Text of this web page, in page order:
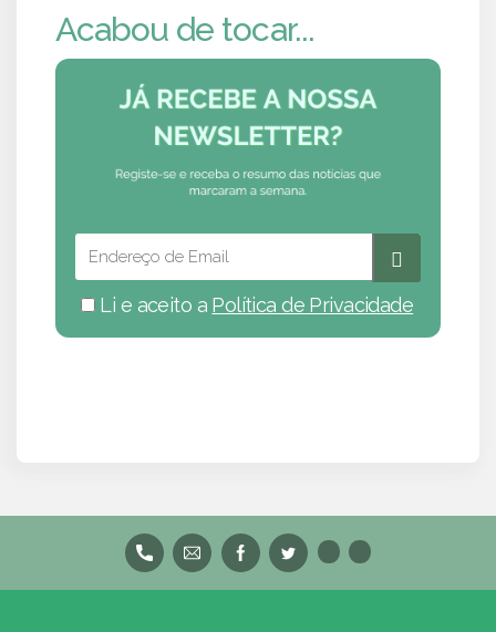
Acabou de tocar...
Li e aceito a Política de Privacidade